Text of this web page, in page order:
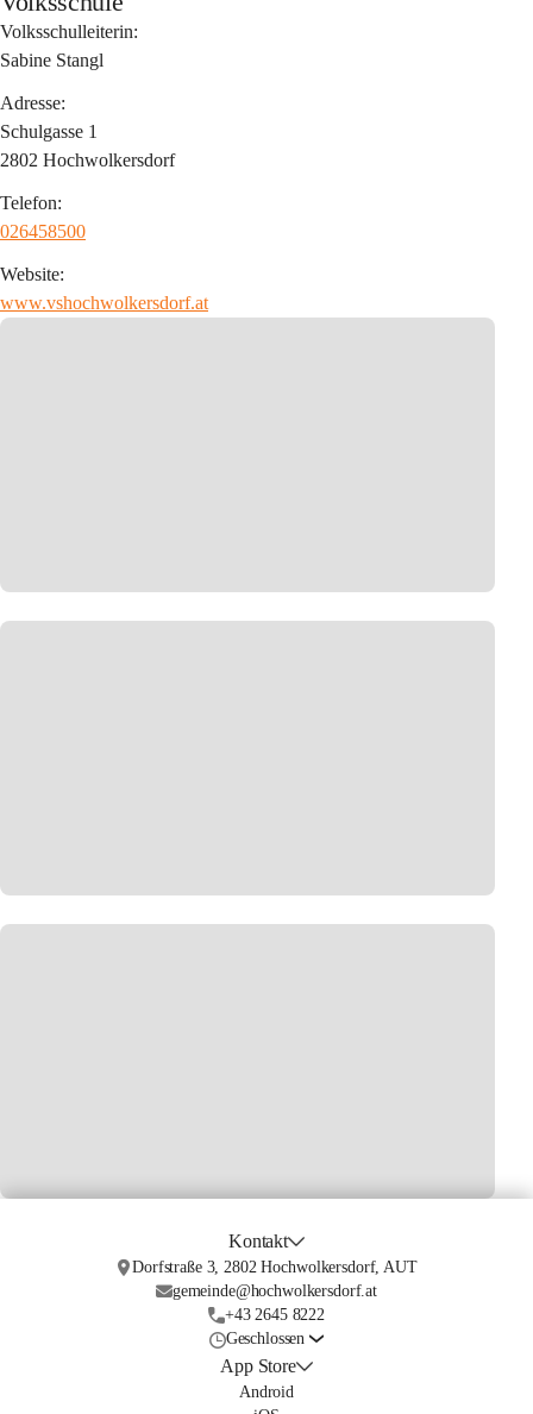
Volksschulleiterin:
Sabine Stangl
Adresse:
Schulgasse 1
2802 Hochwolkersdorf
Telefon:
026458500
Website:
www.vshochwolkersdorf.at
Kontakt
Dorfstraße 3, 2802 Hochwolkersdorf, AUT
gemeinde@hochwolkersdorf.at
+43 2645 8222
Geschlossen
App Store
Android